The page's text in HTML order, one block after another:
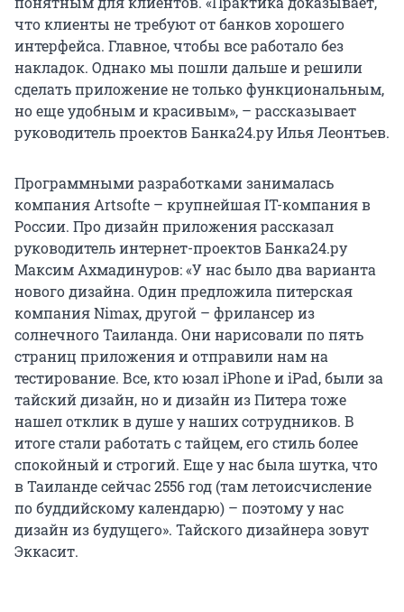
что клиенты не требуют от банков хорошего
интерфейса. Главное, чтобы все работало без
накладок. Однако мы пошли дальше и решили
сделать приложение не только функциональным,
но еще удобным и красивым», – рассказывает
руководитель проектов Банка24.ру Илья Леонтьев.
Программными разработками занималась
компания Artsofte – крупнейшая IT-компания в
России. Про дизайн приложения рассказал
руководитель интернет-проектов Банка24.ру
Максим Ахмадинуров: «У нас было два варианта
нового дизайна. Один предложила питерская
компания Nimax, другой – фрилансер из
солнечного Таиланда. Они нарисовали по пять
страниц приложения и отправили нам на
тестирование. Все, кто юзал iPhone и iPad, были за
тайский дизайн, но и дизайн из Питера тоже
нашел отклик в душе у наших сотрудников. В
итоге стали работать с тайцем, его стиль более
спокойный и строгий. Еще у нас была шутка, что
в Таиланде сейчас 2556 год (там летоисчисление
по буддийскому календарю) – поэтому у нас
дизайн из будущего». Тайского дизайнера зовут
Эккасит.